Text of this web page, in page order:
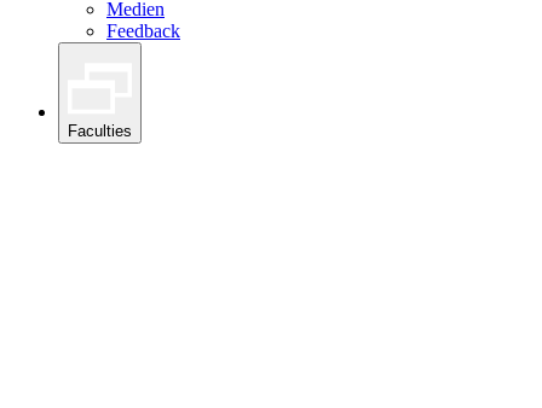
Medien
Feedback
Faculties